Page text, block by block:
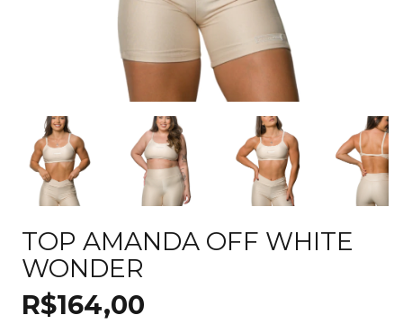
TOP AMANDA OFF WHITE
WONDER
R$164,00